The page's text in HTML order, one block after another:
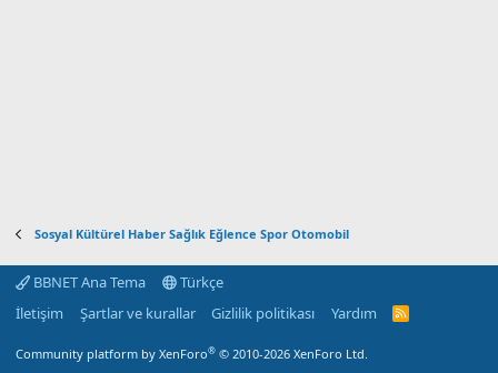
Sosyal Kültürel Haber Sağlık Eğlence Spor Otomobil
BBNET Ana Tema
Türkçe
İletişim
Şartlar ve kurallar Gizlilik politikası Yardım
R
Community platform by XenForo® © 2010-2026 XenForo Ltd.